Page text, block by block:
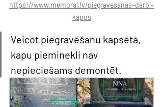
https://www.memoral.lv/piegravesanas-darbi-
kapos
Veicot piegravēšanu kapsētā,
kapu pieminekli nav
nepieciešams demontēt.